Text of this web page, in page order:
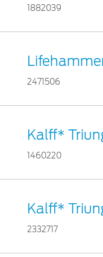
1882039
2471506
Kalff*
1460220
Kalff*
2332717